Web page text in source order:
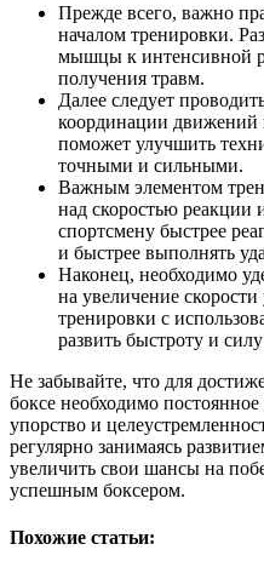
Прежде всего, важно
началом тренировки.
мышцы к интенсивной
получения травм.
Далее следует
координации движений
поможет улучшить
точными и сильными.
Важным элементом
над скоростью
спортсмену быстрее
и быстрее выполнять
Наконец, необходимо
на увеличение
тренировки с
развить быстроту и
Не забывайте, что для
боксе необходимо
упорство и
регулярно занимаясь
увеличить свои шансы на
успешным боксером.
Похожие статьи: